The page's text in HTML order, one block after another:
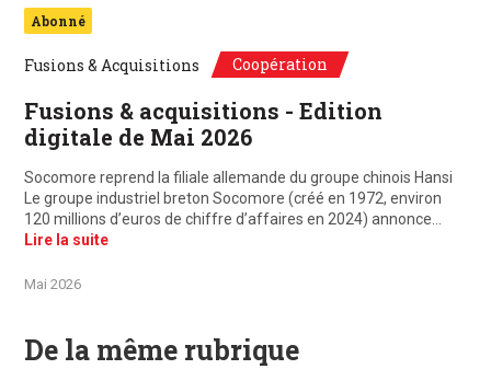
Abonné
Fusions & Acquisitions Coopération
Fusions & acquisitions - Edition
digitale de Mai 2026
Socomore reprend la filiale allemande du groupe chinois Hansi
Le groupe industriel breton Socomore (créé en 1972, environ
120 millions d’euros de chiffre d’affaires en 2024) annonce…
Lire la suite
Mai 2026
De la même rubrique